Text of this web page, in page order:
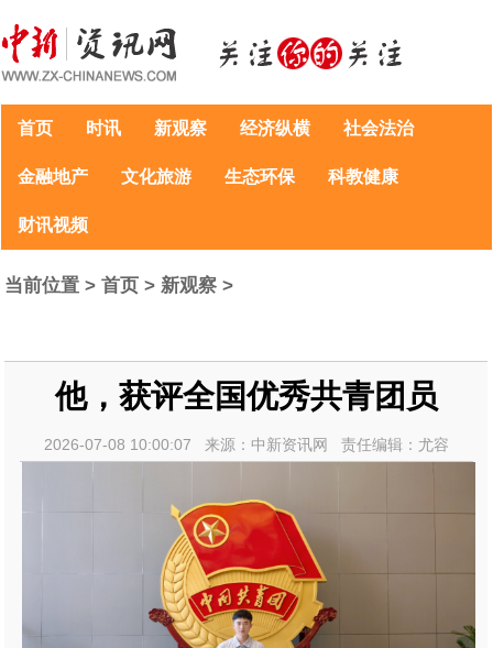
首页 时讯 新观察 经济纵横 社会法治
金融地产 文化旅游 生态环保 科教健康
财讯视频
当前位置 >首页 >新观察 >
他，获评全国优秀共青团员
2026-07-08 10:00:07 来源：中新资讯网 责任编辑：尤容